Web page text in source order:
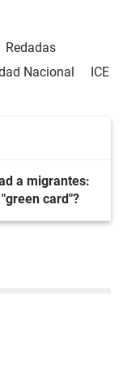
Redadas
Nacional ICE
a migrantes:
card"?